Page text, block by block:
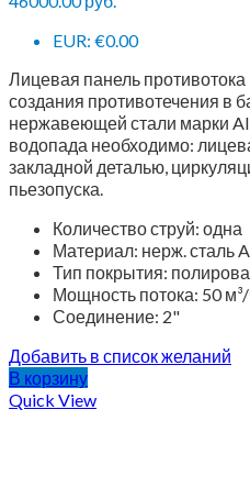
EUR: €0.00
Лицевая панель
создания противотечения в
нержавеющей стали марки
водопада необходимо:
закладной деталью,
пьезопуска.
Количество струй: одна
Материал: нерж. сталь
Тип покрытия:
Мощность потока: 50
Соединение: 2"
Добавить в список желаний
В корзину
Quick View